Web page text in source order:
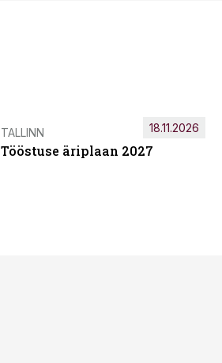
TALLINN
Tööstuse äriplaan 2027
18.11.2026